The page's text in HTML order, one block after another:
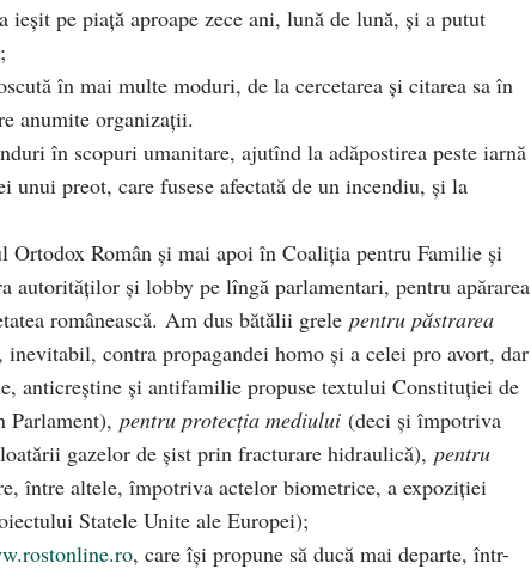
ieşit pe piaţă aproape zece ani, lună de lună, şi a putut
în mai multe moduri, de la cercetarea şi citarea sa în
anumite organizaţii.
în scopuri umanitare, ajutînd la adăpostirea peste iarnă
preot, care fusese afectată de un incendiu, şi la
Român şi mai apoi în Coaliţia pentru Familie şi
autorităţilor şi lobby pe lîngă parlamentari, pentru apărarea
românească. Am dus bătălii grele pentru păstrarea
inevitabil, contra propagandei homo şi a celei pro avort, dar
anticreştine şi antifamilie propuse textului Constituţiei de
pentru protecţia mediului (deci şi împotriva
gazelor de şist prin fracturare hidraulică), pentru
între altele, împotriva actelor biometrice, a expoziţiei
Statele Unite ale Europei);
, care îşi propune să ducă mai departe, într-